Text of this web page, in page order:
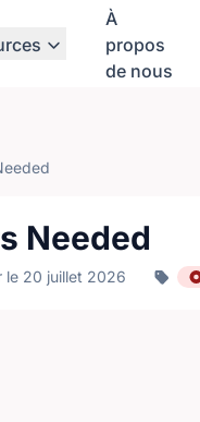
À
propos
de nous
Needed
le 20 juillet 2026